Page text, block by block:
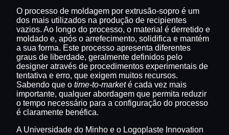
O processo de moldagem por extrusão-sopro é um
dos mais utilizados na produção de recipientes
vazios. Ao longo do processo, o material é derretido e
moldado e, após o arrefecimento, solidifica e mantém
a sua forma. Este processo apresenta diferentes
graus de liberdade, geralmente definidos pelo
designer através de procedimentos experimentais de
tentativa e erro, que exigem muitos recursos.
Sabendo que o time-to-marketé cada vez mais
importante, qualquer abordagem que permita reduzir
o tempo necessário para a configuração do processo
é claramente benéfica.
A Universidade do Minho e o Logoplaste Innovation